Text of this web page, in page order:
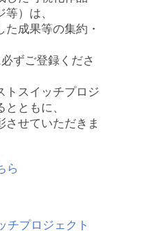
等）は、
成果等の集約・
ずご登録くださ
トスイッチプロジ
ともに、
させていただきま
ら